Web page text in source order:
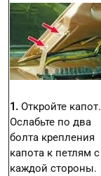
1. Откройте капот.
Ослабьте по два
болта крепления
капота к петлям с
каждой стороны.